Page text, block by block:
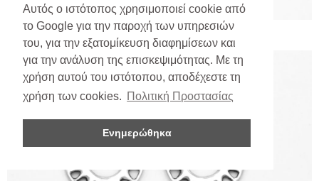
Αυτός ο ιστότοπος χρησιμοποιεί cookie από
το Google για την παροχή των υπηρεσιών
του, για την εξατομίκευση διαφημίσεων και
για την ανάλυση της επισκεψιμότητας. Με τη
χρήση αυτού του ιστότοπου, αποδέχεστε τη
χρήση των cookies. Πολιτική Προστασίας
Ενημερώθηκα